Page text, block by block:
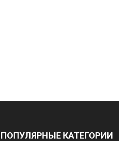
ПОПУЛЯРНЫЕ КАТЕГОРИИ